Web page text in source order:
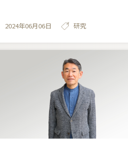
2024年06月06日 研究